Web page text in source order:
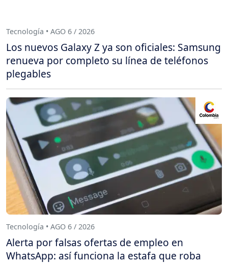
Tecnología • AGO 6 / 2026
Los nuevos Galaxy Z ya son oficiales: Samsung
renueva por completo su línea de teléfonos
plegables
Tecnología • AGO 6 / 2026
Alerta por falsas ofertas de empleo en
WhatsApp: así funciona la estafa que roba